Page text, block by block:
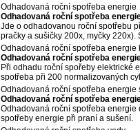
Odhadovaná roční spotřeba energie
Odhadovaná roční spotřeba
Jde o odhadovanou roční spotřebu
pračky a sušičky 200x, myčky
Odhadovaná roční spotřeba energie
Odhadovaná roční spotřeba
Při odhadu roční spořeby elektrické
spotřeba při 200 normalizovaných
Odhadovaná roční spotřeba energie
Odhadovaná roční spotřeba
Odhadovaná roční spotřeba
spotřeby energie při praní a sušení.